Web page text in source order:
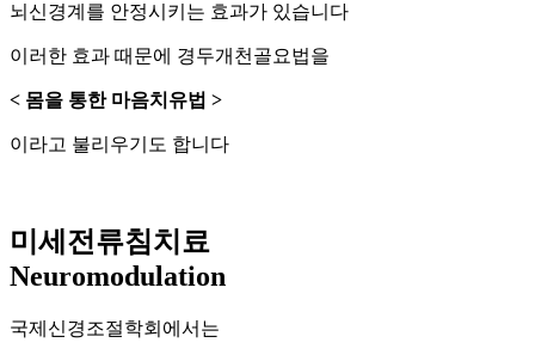
뇌신경계를 안정시키는 효과가 있습니다
이러한 효과 때문에 경두개천골요법을
< 몸을 통한 마음치유법 >
이라고 불리우기도 합니다
미세전류침치료
Neuromodulation
국제신경조절학회에서는